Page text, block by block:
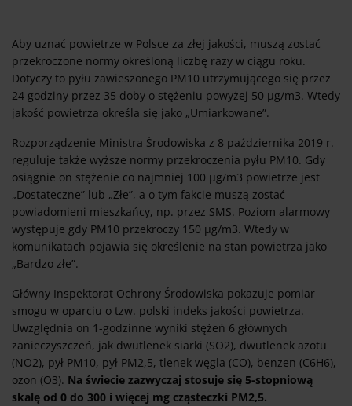
Aby uznać powietrze w Polsce za złej jakości, muszą zostać
przekroczone normy określoną liczbę razy w ciągu roku.
Dotyczy to pyłu zawieszonego PM10 utrzymującego się przez
24 godziny przez 35 doby o stężeniu powyżej 50 µg/m3. Wtedy
jakość powietrza określa się jako „Umiarkowane”.
Rozporządzenie Ministra Środowiska z 8 października 2019 r.
reguluje także wyższe normy przekroczenia pyłu PM10. Gdy
osiągnie on stężenie co najmniej 100 µg/m3 powietrze jest
„Dostateczne” lub „Złe”, a o tym fakcie muszą zostać
powiadomieni mieszkańcy, np. przez SMS. Poziom alarmowy
występuje gdy PM10 przekroczy 150 µg/m3. Wtedy w
komunikatach pojawia się określenie na stan powietrza jako
„Bardzo złe”.
Główny Inspektorat Ochrony Środowiska pokazuje pomiar
smogu w oparciu o tzw. polski indeks jakości powietrza.
Uwzględnia on 1-godzinne wyniki stężeń 6 głównych
zanieczyszczeń, jak dwutlenek siarki (SO2), dwutlenek azotu
(NO2), pył PM10, pył PM2,5, tlenek węgla (CO), benzen (C6H6),
ozon (O3). Na świecie zazwyczaj stosuje się 5-stopniową
skalę od 0 do 300 i więcej mg cząsteczki PM2,5.